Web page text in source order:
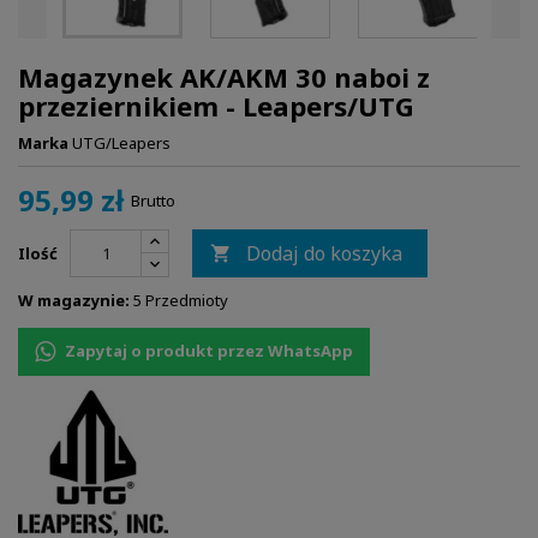
Magazynek AK/AKM 30 naboi z
przeziernikiem - Leapers/UTG
Marka UTG/Leapers
95,99 zł Brutto
Ilość  Dodaj do koszyka
W magazynie: 5 Przedmioty
Zapytaj o produkt przez WhatsApp